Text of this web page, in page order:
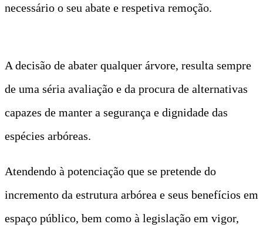
necessário o seu abate e respetiva remoção.
A decisão de abater qualquer árvore, resulta sempre
de uma séria avaliação e da procura de alternativas
capazes de manter a segurança e dignidade das
espécies arbóreas.
Atendendo à potenciação que se pretende do
incremento da estrutura arbórea e seus benefícios em
espaço público, bem como à legislação em vigor,